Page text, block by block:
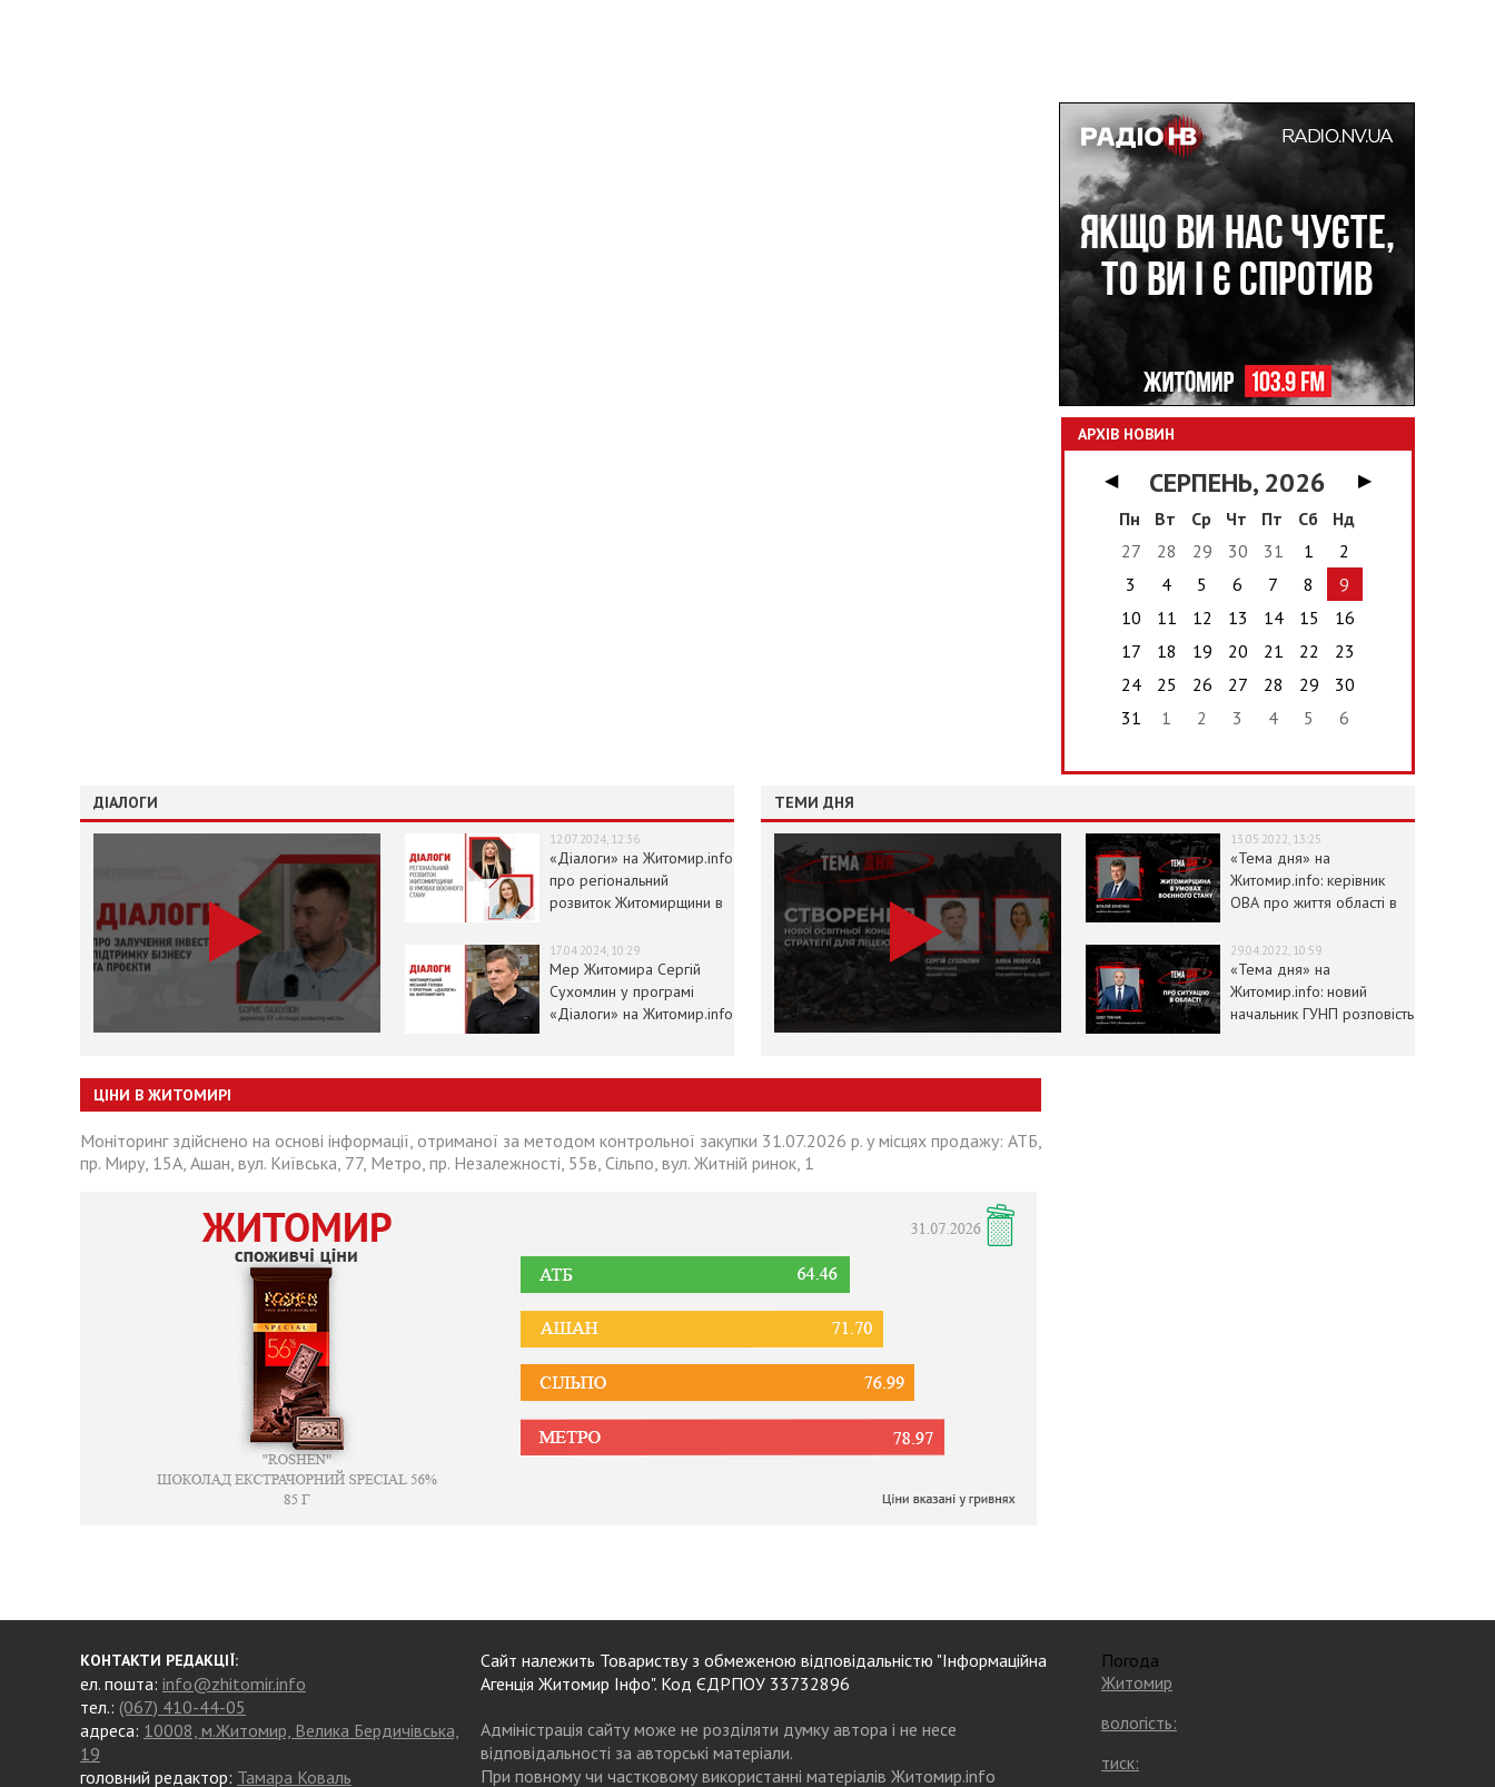
АРХІВ НОВИН
◀ СЕРПЕНЬ, 2026
▶
Пн
Вт Ср Чт Пт Сб
Нд
27
28 29 30 31 1
2
3
4 5 6 7 8
9
10
11 12 13 14 15
16
17
18 19 20 21 22
23
24
25 26 27 28 29
30
31
1 2 3 4 5 6
ДІАЛОГИ
12.07.2024, 12:36
«Діалоги» на Житомир.info
про регіональний
розвиток Житомирщини в
17.04.2024, 10:29
Мер Житомира Сергій
Сухомлин у програмі
«Діалоги» на Житомир.info
ТЕМИ ДНЯ
13.05.2022, 13:25
«Тема дня» на
Житомир.info: керівник
ОВА про життя області в
29.04.2022, 10:59
«Тема дня» на
Житомир.info: новий
начальник ГУНП розповість
ЦІНИ В ЖИТОМИРІ
Моніторинг здійснено на основі інформації, отриманої за методом контрольної закупки 31.07.2026 р. у місцях продажу: АТБ,
пр. Миру, 15А, Ашан, вул. Київська, 77, Метро, пр. Незалежності, 55в, Сільпо, вул. Житній ринок, 1
КОНТАКТИ РЕДАКЦІЇ:
ел. пошта: info@zhitomir.info
тел.: (067) 410-44-05
адреса: 10008, м.Житомир, Велика Бердичівська,
19
головний редактор: Тамара Коваль
Сайт належить Товариству з обмеженою відповідальністю "Інформаційна
Агенція Житомир Інфо". Код ЄДРПОУ 33732896
Адміністрація сайту може не розділяти думку автора і не несе
відповідальності за авторські матеріали.
При повному чи частковому використанні матеріалів Житомир.info
Погода
Житомир
вологість:
тиск: